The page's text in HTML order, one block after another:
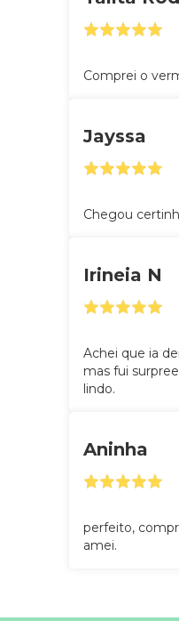
Comprei o
Jayssa
Chegou
Irineia N
Achei que ia
mas fui
lindo.
Aninha
perfeito,
amei.